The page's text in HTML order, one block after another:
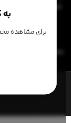
09386343850
تمامی حقوق معنوی و
به
برای مشاهده